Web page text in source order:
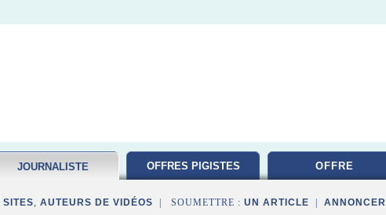
JOURNALISTE OFFRES PIGISTES OFFRE
SITES, AUTEURS DE VIDÉOS | SOUMETTRE : UN ARTICLE ANNONCER